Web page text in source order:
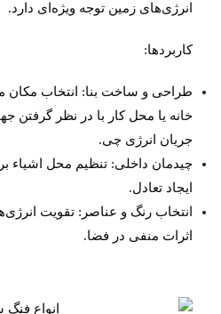
انرژی‌های زمین توجه ویژه‌ای دارد.
کاربردها:
طراحی و ساخت بنا: انتخاب
خانه یا محل کار با در نظر گرفتن
جریان انرژی چی.
چیدمان داخلی: تنظیم محل اشیاء
ایجاد تعادل.
انتخاب رنگ و عناصر: تقویت
اثرات منفی در فضا.